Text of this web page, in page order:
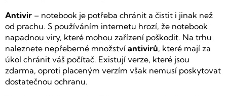
Antivir – notebook je potřeba chránit a čistit i jinak než
od prachu. S používáním internetu hrozí, že notebook
napadnou viry, které mohou zařízení poškodit. Na trhu
naleznete nepřeberné množství antivirů, které mají za
úkol chránit váš počítač. Existují verze, které jsou
zdarma, oproti placeným verzím však nemusí poskytovat
dostatečnou ochranu.